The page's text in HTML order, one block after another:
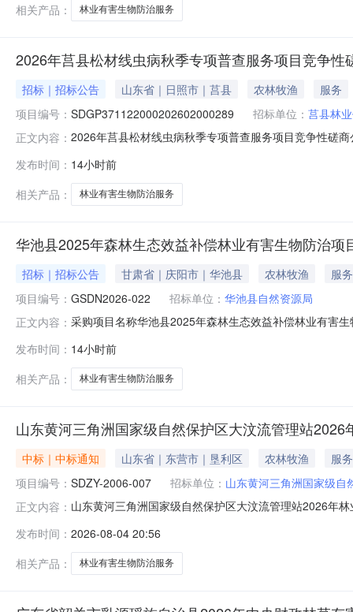
相关产品：
林业有害生物防治服务
2026年莒县松材线虫病秋季专项普查服务项目竞争性
招标｜招标公告 山东省｜日照市｜莒县 农林牧渔
服务
项目编号： SDGP371122000202602000289 招标单位： 莒县林
正文内容： 2026年莒县松材线虫病秋季专项普查服务项目竞争性磋
称：2026年莒县松材线虫病秋季专项普查服务项目采购
发布时间： 14小时前
相关产品：
林业有害生物防治服务
华池县2025年森林生态效益补偿林业有害生物防治项
招标｜招标公告 甘肃省｜庆阳市｜华池县 农林牧渔
服务
项目编号： GSDN2026-022 招标单位： 华池县自然资源局
正文内容： 采购项目名称华池县2025年森林生态效益补偿林业有害
华池县2025年森林生态效益补偿林业有害生物防治项目
发布时间： 14小时前
相关产品：
林业有害生物防治服务
山东黄河三角洲国家级自然保护区大汶流管理站
中标｜中标通知 山东省｜东营市｜垦利区 农林牧渔
服务
项目编号： SDZY-2006-007 招标单位： 山东黄河三角洲国家级自
正文内容： 山东黄河三角洲国家级自然保护区大汶流管理站2026年
东黄河三角洲国家级自然保护区大汶流管理站2026年林
山东省东营
发布时间： 2026-08-04 20:56
相关产品：
林业有害生物防治服务